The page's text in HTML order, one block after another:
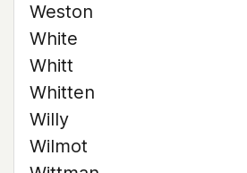
Weston
White
Whitt
Whitten
Willy
Wilmot